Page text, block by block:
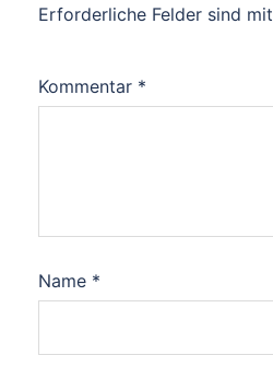
Erforderliche Felder sind mit
Kommentar *
Name *